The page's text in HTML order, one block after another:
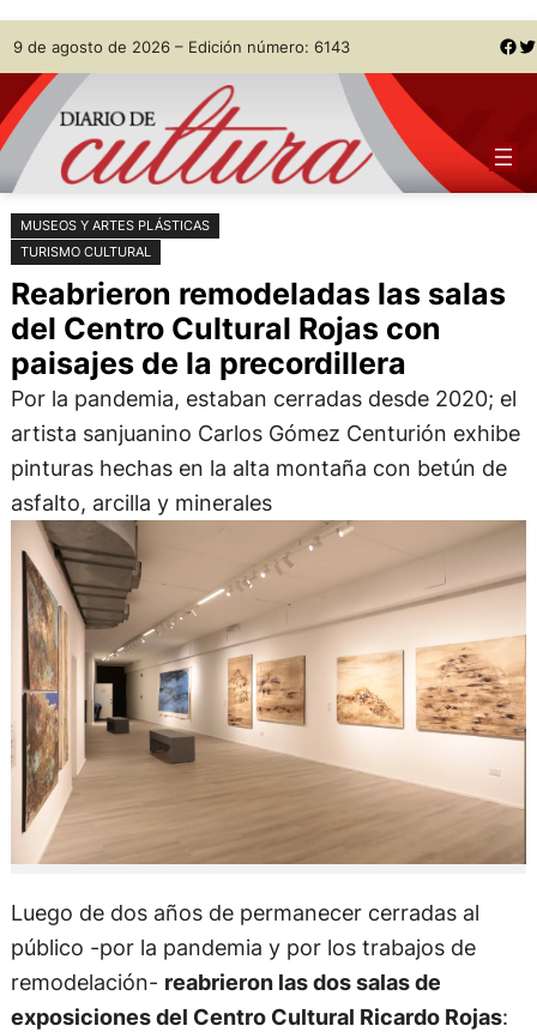
Saltar
al
contenido
Skip
to
content
9 de agosto de 2026 – Edición número: 6143 Facebook Twitter
MUSEOS Y ARTES PLÁSTICAS
TURISMO CULTURAL
Reabrieron remodeladas las salas
del Centro Cultural Rojas con
paisajes de la precordillera
Por la pandemia, estaban cerradas desde 2020; el
artista sanjuanino Carlos Gómez Centurión exhibe
pinturas hechas en la alta montaña con betún de
asfalto, arcilla y minerales
Luego de dos años de permanecer cerradas al
público -por la pandemia y por los trabajos de
remodelación- reabrieron las dos salas de
exposiciones del Centro Cultural Ricardo Rojas: